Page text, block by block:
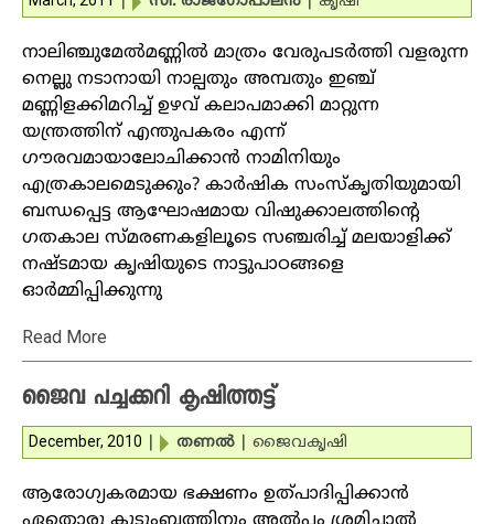
നാലിഞ്ചുമേല്‍മണ്ണില്‍ മാത്രം വേരുപടര്‍ത്തി വളരുന്ന
നെല്ലു നടാനായി നാല്പതും അമ്പതും ഇഞ്ച്
മണ്ണിളക്കിമറിച്ച് ഉഴവ് കലാപമാക്കി മാറ്റുന്ന
യന്ത്രത്തിന് എന്തുപകരം എന്ന്
ഗൗരവമായാലോചിക്കാന്‍ നാമിനിയും
എത്രകാലമെടുക്കും? കാര്‍ഷിക സംസ്‌കൃതിയുമായി
ബന്ധപ്പെട്ട ആഘോഷമായ വിഷുക്കാലത്തിന്റെ
ഗതകാല സ്മരണകളിലൂടെ സഞ്ചരിച്ച് മലയാളിക്ക്
നഷ്ടമായ കൃഷിയുടെ നാട്ടുപാഠങ്ങളെ
ഓര്‍മ്മിപ്പിക്കുന്നു
Read More
ജൈവ പച്ചക്കറി കൃഷിത്തട്ട്‌
December, 2010 തണല്‍ ജൈവകൃഷി
ആരോഗ്യകരമായ ഭക്ഷണം ഉത്പാദിപ്പിക്കാന്‍